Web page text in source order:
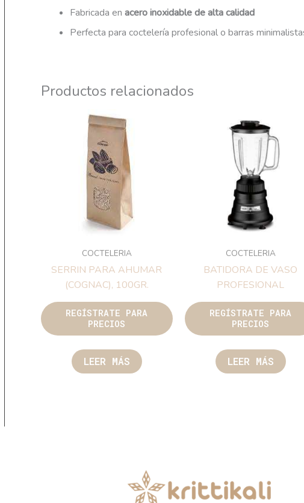
Fabricada en acero inoxidable de alta calidad
Perfecta para coctelería profesional o barras
Productos relacionados
COCTELERIA
SERRIN PARA AHUMAR
(COGNAC), 100GR.
REGÍSTRATE PARA
PRECIOS
LEER MÁS
COCTELERIA
BATIDORA DE VASO
PROFESIONAL
REGÍSTRATE PARA
PRECIOS
LEER MÁS